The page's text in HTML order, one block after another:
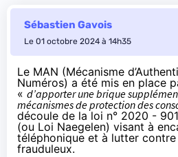
Sébastien Gavois
Le 01 octobre 2024 à 14h35
Le MAN (Mécanisme
Numéros) a été mis en place
« d’apporter une brique
mécanismes de protection des
découle de la loi n° 2020 -
(ou Loi Naegelen) visant à
téléphonique et à lutter
frauduleux.